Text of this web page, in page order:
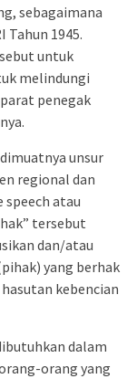
sebagaimana
Tahun 1945.
untuk
melindungi
penegak
unsur
regional dan
atau
tersebut
dan/atau
yang berhak
kebencian
dalam
orang yang